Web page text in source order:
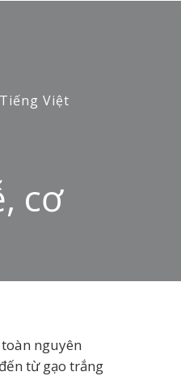
Tiếng Việt
cơ
nguyên
từ gạo trắng